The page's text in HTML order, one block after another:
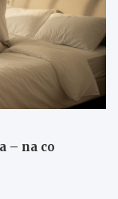
– na co